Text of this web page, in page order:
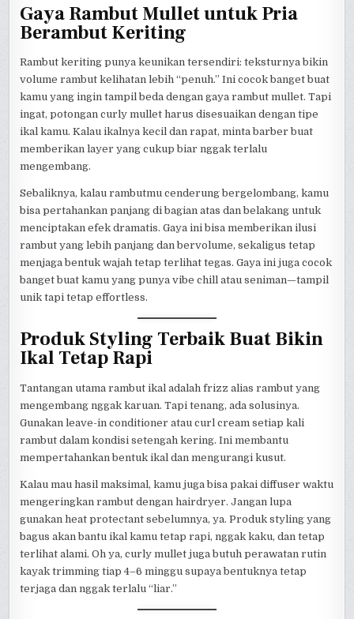
Gaya Rambut Mullet untuk Pria
Berambut Keriting
Rambut keriting punya keunikan tersendiri: teksturnya bikin
volume rambut kelihatan lebih “penuh.” Ini cocok banget buat
kamu yang ingin tampil beda dengan gaya rambut mullet. Tapi
ingat, potongan curly mullet harus disesuaikan dengan tipe
ikal kamu. Kalau ikalnya kecil dan rapat, minta barber buat
memberikan layer yang cukup biar nggak terlalu
mengembang.
Sebaliknya, kalau rambutmu cenderung bergelombang, kamu
bisa pertahankan panjang di bagian atas dan belakang untuk
menciptakan efek dramatis. Gaya ini bisa memberikan ilusi
rambut yang lebih panjang dan bervolume, sekaligus tetap
menjaga bentuk wajah tetap terlihat tegas. Gaya ini juga cocok
banget buat kamu yang punya vibe chill atau seniman—tampil
unik tapi tetap effortless.
Produk Styling Terbaik Buat Bikin
Ikal Tetap Rapi
Tantangan utama rambut ikal adalah frizz alias rambut yang
mengembang nggak karuan. Tapi tenang, ada solusinya.
Gunakan leave-in conditioner atau curl cream setiap kali
rambut dalam kondisi setengah kering. Ini membantu
mempertahankan bentuk ikal dan mengurangi kusut.
Kalau mau hasil maksimal, kamu juga bisa pakai diffuser waktu
mengeringkan rambut dengan hairdryer. Jangan lupa
gunakan heat protectant sebelumnya, ya. Produk styling yang
bagus akan bantu ikal kamu tetap rapi, nggak kaku, dan tetap
terlihat alami. Oh ya, curly mullet juga butuh perawatan rutin
kayak trimming tiap 4–6 minggu supaya bentuknya tetap
terjaga dan nggak terlalu “liar.”